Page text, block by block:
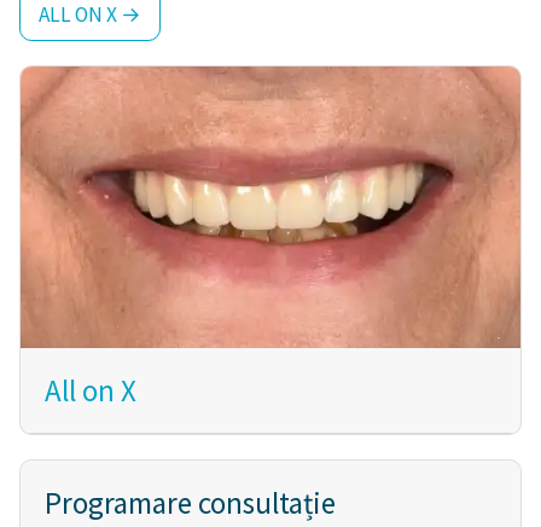
ALL ON X →
All on X
Programare consultație